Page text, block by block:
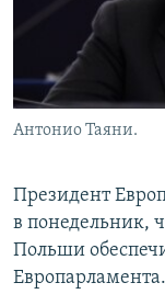
Антонио Таяни.
Президент
в понедельник,
Польши